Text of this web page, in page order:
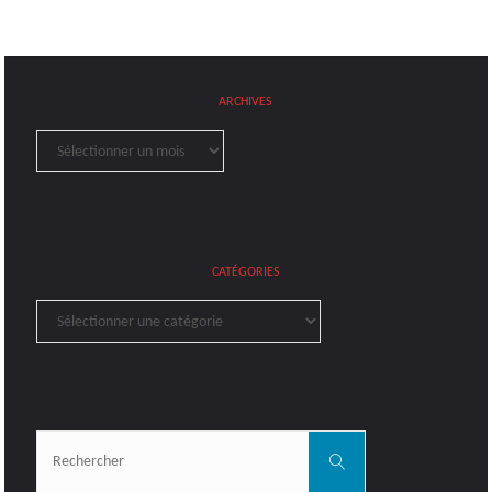
ARCHIVES
Archives
CATÉGORIES
Catégories
Rechercher